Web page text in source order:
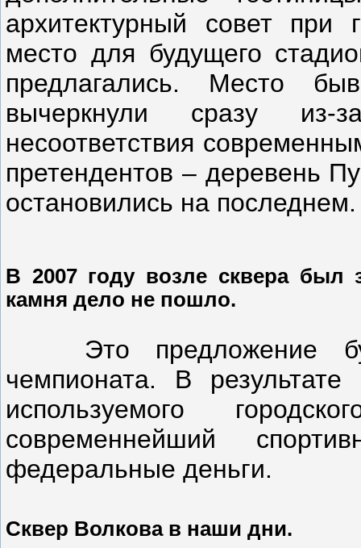
архитектурный совет при
место для будущего
предлагались. Место
вычеркнули сразу из-
несоответствия
претендентов – деревень
остановились на последнем.
В 2007 году возле сквера был
камня дело не пошло.
Это предложение
чемпионата. В
используемого
современнейший
федеральные деньги.
Сквер Волкова в наши дни.